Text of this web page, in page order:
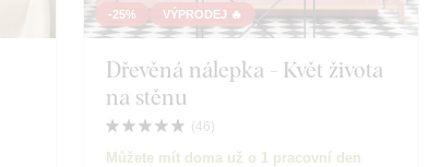
Motorky
Vzdělání
Spiritualita
-25% VÝPRODEJ 🔥
Dřevěná nálepka - Květ života
na stěnu
(46)
Můžete mít doma už o 1 pracovní den